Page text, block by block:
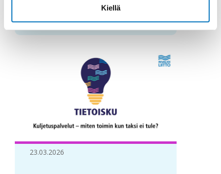
Kiellä
23.03.2026